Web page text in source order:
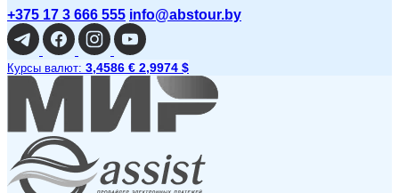
+375 17 3 666 555 info@abstour.by
Курсы валют: 3,4586 € 2,9974 $